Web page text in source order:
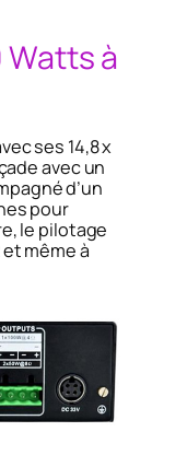
à
ses 14,8 x
avec un
d’un
pour
le pilotage
même à